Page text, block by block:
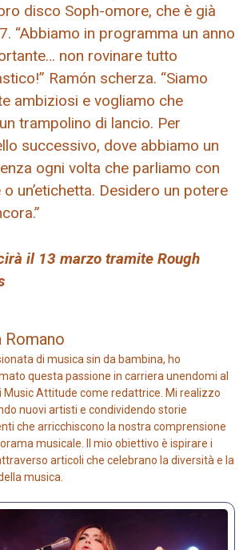
disco Soph-omore, che è già
“Abbiamo in programma un anno
non rovinare tutto
Ramón scherza. “Siamo
ambiziosi e vogliamo che
un trampolino di lancio. Per
successivo, dove abbiamo un
ogni volta che parliamo con
un’etichetta. Desidero un potere
il 13 marzo tramite Rough
Romano
di musica sin da bambina, ho
questa passione in carriera unendomi al
Music Attitude come redattrice. Mi realizzo
nuovi artisti e condividendo storie
che arricchiscono la nostra comprensione
musicale. Il mio obiettivo è ispirare i
articoli che celebrano la diversità e la
musica.